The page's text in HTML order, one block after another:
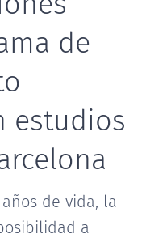
de
estudios
de vida, la
a